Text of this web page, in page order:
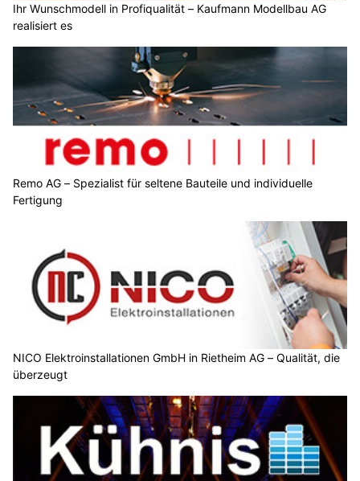
Ihr Wunschmodell in Profiqualität – Kaufmann Modellbau AG
realisiert es
Remo AG – Spezialist für seltene Bauteile und individuelle
Fertigung
NICO Elektroinstallationen GmbH in Rietheim AG – Qualität, die
überzeugt